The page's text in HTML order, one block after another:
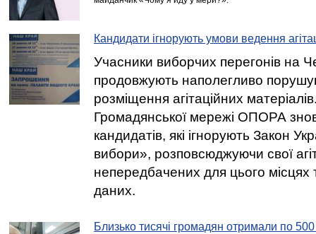
Кандидати ігнорують умови ведення
Учасники виборчих перегонів на
продовжують наполегливо
розміщення агітаційних
Громадянської мережі ОПОРА
кандидатів, які ігнорують Закон
вибори», розповсюджуючи свої
непередбачених для цього місцях
даних.
Близько тисячі громадян отримали по 500